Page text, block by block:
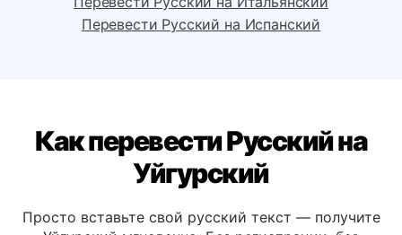
Перевести Русский на Немецкий
Как перевести Русский на
Уйгурский